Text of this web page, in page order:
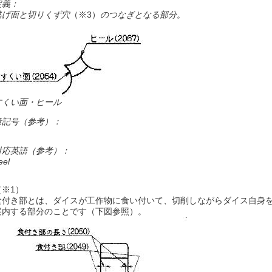
：
げ面と切りくず穴（※3） のつなぎとなる部分。
くい面・ヒール
号（参考）：
応英語（参考）：
）
付き部とは、ダイスが工作物に食い付いて、切削しながらダイス自身
内する部分のことです（下図参照）。